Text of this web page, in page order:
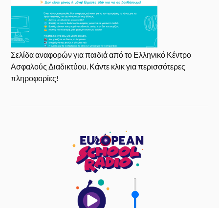
Σελίδα αναφορών για παιδιά από το Ελληνικό Κέντρο
Ασφαλούς Διαδικτύου. Κάντε κλικ για περισσότερες
πληροφορίες!